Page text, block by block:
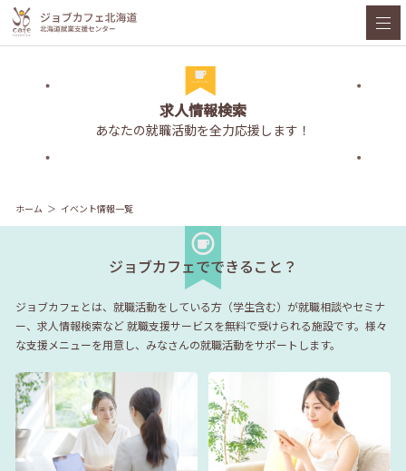
求人情報検索
あなたの就職活動を全力応援します！
ホーム イベント情報一覧
ジョブカフェでできること？
ジョブカフェとは、就職活動をしている方（学生含む）が就職相談やセミナ
ー、求人情報検索など就職支援サービスを無料で受けられる施設です。様々
な支援メニューを用意し、みなさんの就職活動をサポートします。